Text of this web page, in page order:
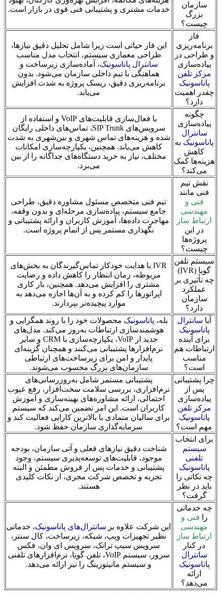
سازمان
بزرگ
چیست؟
خدمات مشتری و پشتیبانی فنی قوی در بازار است.
فاز
برنامه‌ریزی
و طراحی در
پیاده‌سازی
مرکز تلفن
پاناسونیک
چقدر اهمیت
دارد؟
این فاز حیاتی است زیرا شامل تحلیل دقیق نیازها،
طراحی معماری سیستم، انتخاب مدل مناسب
سانترال پاناسونیک، آماده‌سازی زیرساخت و
هماهنگی با تیم داخلی سازمان می‌شود. بدون
برنامه‌ریزی دقیق، ریسک پروژه به شدت افزایش
می‌یابد.
چگونه
پیاده‌سازی
سانترال
پاناسونیک به
کاهش
هزینه‌ها کمک
می‌کند؟
با فعال‌سازی قابلیت‌های VoIP و استفاده از
سرویس‌های SIP Trunk، تماس‌های داخلی رایگان
شده و هزینه‌های تماس شهری و بین‌شهری به شدت
کاهش می‌یابد. همچنین، یکپارچه‌سازی امکانات
مختلف، نیاز به خرید دستگاه‌های جداگانه را از بین
می‌برد.
نقش تیم
فنی مانند
فنی و
مهندسی
ارتباط ساز
در این
پروژه‌ها
چیست؟
تیم فنی متخصص مسئول مشاوره دقیق، طراحی
جامع سیستم، پیاده‌سازی مرحله‌ای و بدون وقفه،
مهاجرت داده‌ها، آموزش کاربران و ارائه پشتیبانی و
نگهداری مستمر پس از اتمام پروژه است.
سیستم تلفن
گویا (IVR)
چه تأثیری بر
عملکرد
سازمان
دارد؟
IVR با هدایت خودکار تماس‌گیرندگان به بخش‌های
مربوطه، زمان انتظار را کاهش داده و رضایت
مشتری را افزایش می‌دهد. همچنین، بار کاری
اپراتورها را کم کرده و به آن‌ها اجازه می‌دهد به
موارد پیچیده‌تر بپردازند.
آیا سانترال
پاناسونیک
برای آینده
ارتباطات هم
مناسب
است؟
بله، پاناسونیک محصولات خود را با روند همگرایی و
هوشمندسازی ارتباطات به‌روز می‌کند. مدل‌های
جدید از VoIP، یکپارچه‌سازی با CRM و سایر
نرم‌افزارها پشتیبانی می‌کنند و همچنان گزینه‌ای
پایدار و امن برای زیرساخت‌های ارتباطی
سازمان‌های بزرگ محسوب می‌شوند.
چرا پشتیبانی
پس از
پیاده‌سازی
مرکز تلفن
پاناسونیک
مهم است؟
پشتیبانی مستمر شامل به‌روزرسانی‌های
نرم‌افزاری، بررسی سلامت سخت‌افزار، رفع عیوب
احتمالی، ارائه مشاوره‌های بهینه‌سازی و آموزش
کاربران است. این امر تضمین می‌کند که سیستم
برای سالیان متمادی با بالاترین کارایی فعالیت کند و
سرمایه‌گذاری سازمان حفظ شود.
برای انتخاب
سیستم
تلفنی
پاناسونیک
چه نکاتی را
باید در نظر
گرفت؟
شناخت دقیق نیازهای فعلی و آتی سازمان، بودجه
موجود، قابلیت‌های توسعه‌پذیری سیستم، وجود
پشتیبانی و خدمات پس از فروش مطمئن و البته
تجربه و تخصص شرکت مجری، از نکات کلیدی
هستند.
چه خدماتی
را فنی و
مهندسی
ارتباط ساز
در کنار
سانترال
پاناسونیک
ارائه
می‌دهد؟
این شرکت علاوه بر سانترال‌های پاناسونیک، خدماتی
نظیر تجهیزات ویپ، شبکه، زیرساخت، کال سنتر،
سرویس سیپ ترانک، سرویس ای وان، فکس
سرور، سیستم VoIP، تلفن گویا، نرم‌افزارهای تلفنی
و سیستم مانیتورینگ را نیز ارائه می‌دهد.